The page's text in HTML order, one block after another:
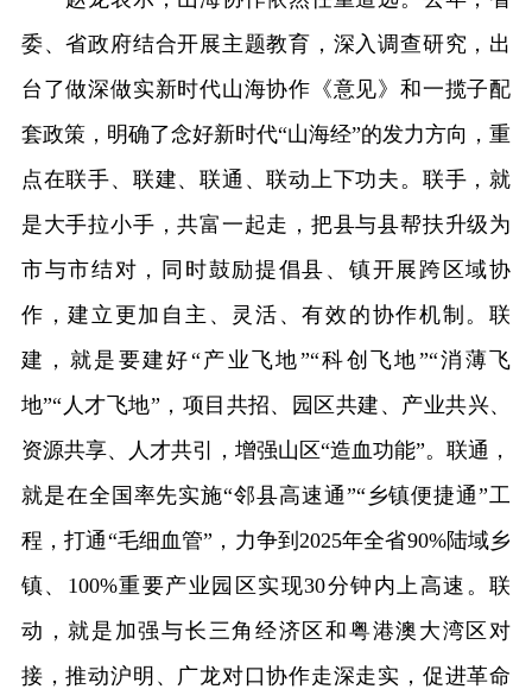
委、省政府结合开展主题教育，深入调查研究，出
台了做深做实新时代山海协作《意见》和一揽子配
套政策，明确了念好新时代“山海经”的发力方向，重
点在联手、联建、联通、联动上下功夫。联手，就
是大手拉小手，共富一起走，把县与县帮扶升级为
市与市结对，同时鼓励提倡县、镇开展跨区域协
作，建立更加自主、灵活、有效的协作机制。联
建，就是要建好“产业飞地”“科创飞地”“消薄飞
地”“人才飞地”，项目共招、园区共建、产业共兴、
资源共享、人才共引，增强山区“造血功能”。联通，
就是在全国率先实施“邻县高速通”“乡镇便捷通”工
程，打通“毛细血管”，力争到2025年全省90%陆域乡
镇、100%重要产业园区实现30分钟内上高速。联
动，就是加强与长三角经济区和粤港澳大湾区对
接，推动沪明、广龙对口协作走深走实，促进革命